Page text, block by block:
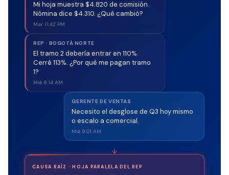
Mi hoja muestra $4.820 de comisión.
Nómina dice $4.310. ¿Qué cambió?
Mar 11:42 PM
REP · BOGOTÁ NORTE
El tramo 2 debería entrar en 110%.
Cerré 113%. ¿Por qué me pagan tramo
1?
Mié 8:14 AM
GERENTE DE VENTAS
Necesito el desglose de Q3 hoy mismo
o escalo a comercial.
Mié 9:01 AM
CAUSA RAÍZ · HOJA PARALELA DEL REP